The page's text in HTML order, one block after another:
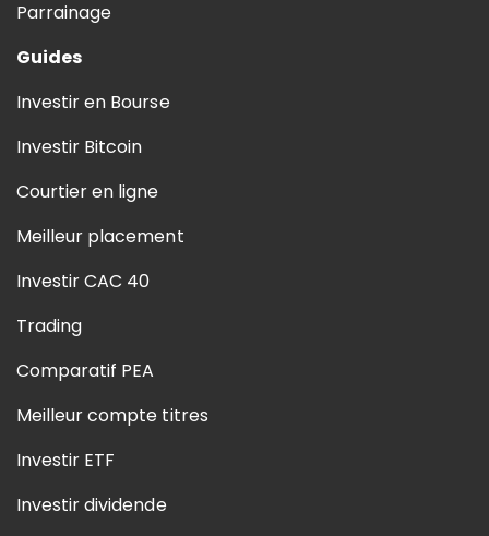
Parrainage
Guides
Investir en Bourse
Investir Bitcoin
Courtier en ligne
Meilleur placement
Investir CAC 40
Trading
Comparatif PEA
Meilleur compte titres
Investir ETF
Investir dividende